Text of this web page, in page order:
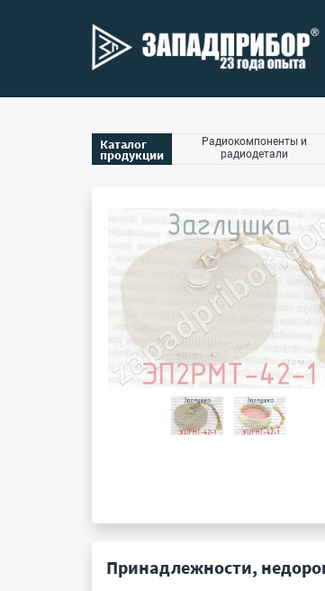
Каталог
продукции
Радиокомпоненты и
радиодетали
Принадлежности,